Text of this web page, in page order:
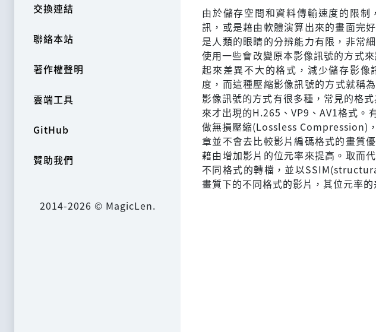
交換連結
聯絡本站
著作權聲明
雲端工具
GitHub
贊助我們
2014-2026 © MagicLen.
由於儲存空間和資料傳輸速度的限
訊，或是藉由軟體演算出來的畫面完
是人類的眼睛的分辨能力有限，非常
使用一些會改變原本影像訊號的方式
起來差異不大的格式，減少儲存影
度，而這種壓縮影像訊號的方式就稱
影像訊號的方式有很多種，常見的格
來才出現的H.265、VP9、AV1格式。
做無損壓縮(Lossless Compression)
章並不會去比較影片編碼格式的畫質
藉由增加影片的位元率來提高。取而
不同格式的轉檔，並以
畫質下的不同格式的影片，其位元率的